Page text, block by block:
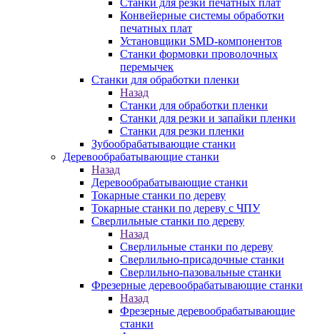
Станки для резки печатных плат
Конвейерные системы обработки
печатных плат
Установщики SMD-компонентов
Станки формовки проволочных
перемычек
Станки для обработки пленки
Назад
Станки для обработки пленки
Станки для резки и запайки пленки
Станки для резки пленки
Зубообрабатывающие станки
Деревообрабатывающие станки
Назад
Деревообрабатывающие станки
Токарные станки по дереву
Токарные станки по дереву с ЧПУ
Сверлильные станки по дереву
Назад
Сверлильные станки по дереву
Сверлильно-присадочные станки
Сверлильно-пазовальные станки
Фрезерные деревообрабатывающие станки
Назад
Фрезерные деревообрабатывающие
станки